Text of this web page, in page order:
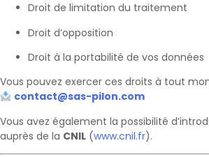
Droit de limitation du traitement
Droit d’opposition
Droit à la portabilité de vos données
Vous pouvez exercer ces droits à tout
contact@sas-pilon.com
Vous avez également la possibilité
auprès de la CNIL (www.cnil.fr).